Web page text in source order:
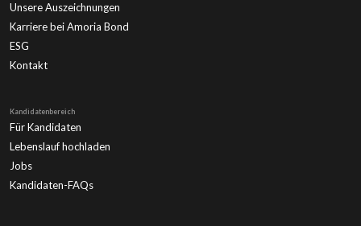
Unsere Auszeichnungen
Karriere bei Amoria Bond
ESG
Kontakt
Kandidatenbereich
Für Kandidaten
Lebenslauf hochladen
Jobs
Kandidaten-FAQs